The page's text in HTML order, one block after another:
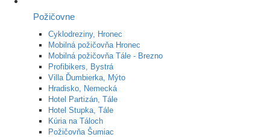
Požičovne
Cyklodreziny, Hronec
Mobilná požičovňa Hronec
Mobilná požičovňa Tále - Brezno
Profibikers, Bystrá
Villa Ďumbierka, Mýto
Hradisko, Nemecká
Hotel Partizán, Tále
Hotel Stupka, Tále
Kúria na Táloch
Požičovňa Šumiac